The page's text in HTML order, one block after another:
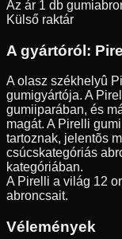
Az ár 1 db
Külső raktár
A gyártóról:
A olasz székhelyû
gumigyártója. A
gumiiparában, és
magát. A Pirelli
tartoznak, jelentõs
csúcskategóriás
kategóriában.
A Pirelli a világ 12
abroncsait.
Vélemények